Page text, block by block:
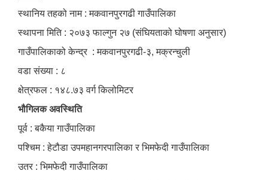
स्थानिय तहको नाम : मकवानपुरगढी गाउँपालिका
स्थापना मिति : २०७३ फाल्गुन २७ (संघियताको घोषणा अनुसार)
गाउँपालिकाको केन्द्र : मकवानपुरगढी-३, मक्रन्चुली
वडा संख्या : ८
क्षेत्रफल : १४८.७३ वर्ग किलोमिटर
भौगिलक अवस्थिति
पूर्व : बकैया गाउँपालिका
पश्चिम : हेटौडा उपमहानगरपालिका र भिमफेदी गाउँपालिका
उतर : भिमफेदी गाउँपालिका